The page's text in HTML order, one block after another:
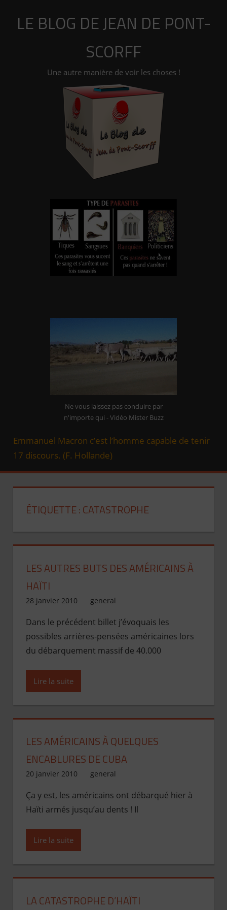
LE BLOG DE JEAN DE PONT-
SCORFF
Une autre manière de voir les choses !
Ne vous laissez pas conduire par
n'importe qui - Vidéo Mister Buzz
Celui qui ne gueule pas la vérité lorsqu’il connait la
vérité se fait le complice des menteurs et des
faussaires (Charles PEGUY)
Emmanuel Macron c’est l’homme capable de tenir
17 discours. (F. Hollande)
ÉTIQUETTE :CATASTROPHE
LES AUTRES BUTS DES AMÉRICAINS À
HAÏTI
28 janvier 2010 Jean de Pont-Scorff
general
Dans le précédent billet j’évoquais les
possibles arrières-pensées américaines lors
du débarquement massif de 40.000
Lire la suite
LES AMÉRICAINS À QUELQUES
ENCABLURES DE CUBA
20 janvier 2010 Jean de Pont-Scorff
general
Ça y est, les américains ont débarqué hier à
Haïti armés jusqu’au dents ! Il
Lire la suite
LA CATASTROPHE D’HAÏTI